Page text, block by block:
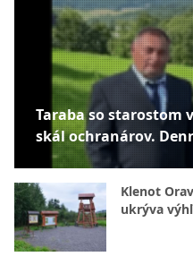
Taraba so starostom
skál ochranárov.
Klenot
ukrýva